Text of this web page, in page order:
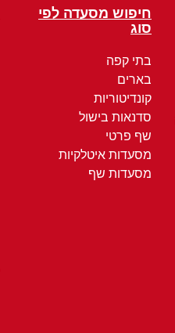
חיפוש מסעדה לפי
סוג
בתי קפה
בארים
קונדיטוריות
סדנאות בישול
שף פרטי
מסעדות איטלקיות
מסעדות שף